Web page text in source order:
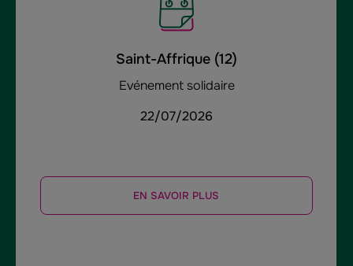
Saint-Affrique (12)
Evénement solidaire
22/07/2026
EN SAVOIR PLUS